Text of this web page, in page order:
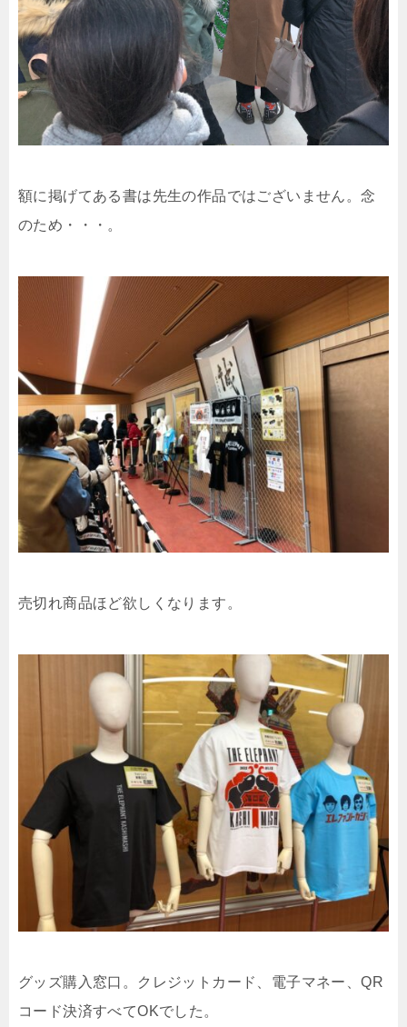
額に掲げてある書は先生の作品ではございません。念
のため・・・。
売切れ商品ほど欲しくなります。
グッズ購入窓口。クレジットカード、電子マネー、QR
コード決済すべてOKでした。